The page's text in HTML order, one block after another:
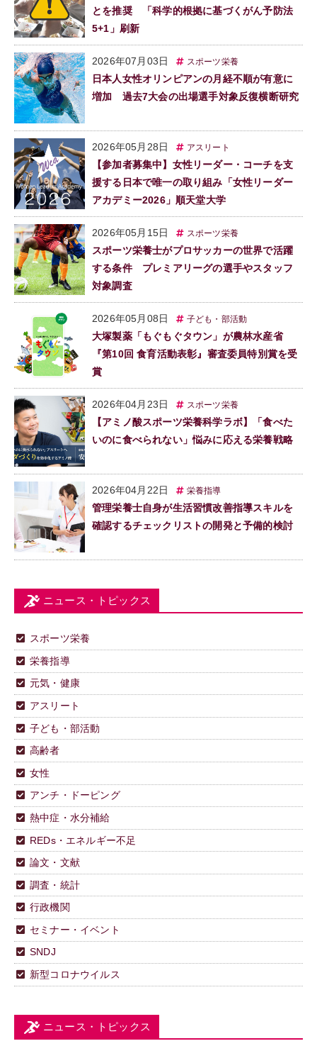
とを推奨 「科学的根拠に基づくがん予防法
5+1」刷新
2026年07月03日 スポーツ栄養
日本人女性オリンピアンの月経不順が有意に
増加 過去7大会の出場選手対象反復横断研究
2026年05月28日 アスリート
【参加者募集中】女性リーダー・コーチを支
援する日本で唯一の取り組み「女性リーダー
アカデミー2026」順天堂大学
2026年05月15日 スポーツ栄養
スポーツ栄養士がプロサッカーの世界で活躍
する条件 プレミアリーグの選手やスタッフ
対象調査
2026年05月08日 子ども・部活動
大塚製薬「もぐもぐタウン」が農林水産省
『第10回 食育活動表彰』審査委員特別賞を受
賞
2026年04月23日 スポーツ栄養
【アミノ酸スポーツ栄養科学ラボ】「食べた
いのに食べられない」悩みに応える栄養戦略
2026年04月22日 栄養指導
管理栄養士自身が生活習慣改善指導スキルを
確認するチェックリストの開発と予備的検討
ニュース・トピックス
スポーツ栄養
栄養指導
元気・健康
アスリート
子ども・部活動
高齢者
女性
アンチ・ドーピング
熱中症・水分補給
REDs・エネルギー不足
論文・文献
調査・統計
行政機関
セミナー・イベント
SNDJ
新型コロナウイルス
ニュース・トピックス